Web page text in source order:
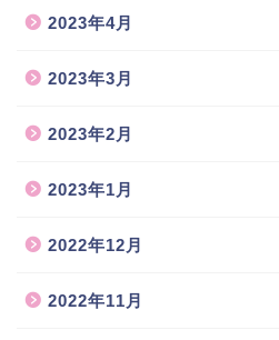
2023年4月
2023年3月
2023年2月
2023年1月
2022年12月
2022年11月